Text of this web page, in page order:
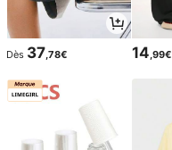
Dès 37 ,78€ 14 ,99€